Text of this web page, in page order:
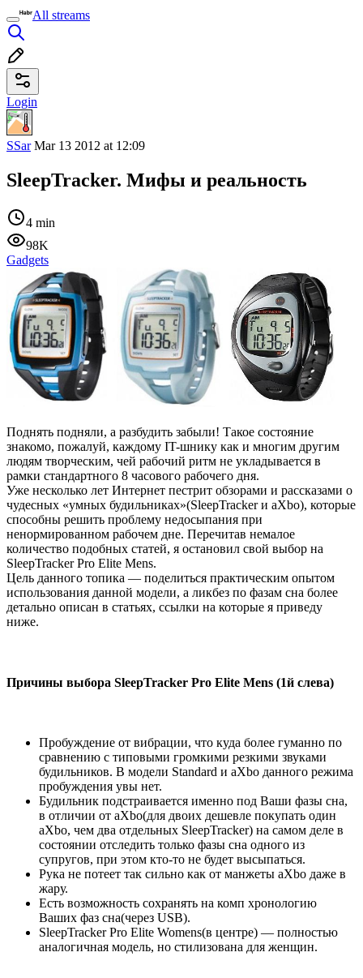
All streams
Login
SSarMar 13 2012 at 12:09
SleepTracker. Мифы и реальность
4 min
98K
Gadgets
Поднять подняли, а разбудить забыли! Такое состояние
знакомо, пожалуй, каждому IT-шнику как и многим другим
людям творческим, чей рабочий ритм не укладывается в
рамки стандартного 8 часового рабочего дня.
Уже несколько лет Интернет пестрит обзорами и рассказами о
чудесных «умных будильниках»(SleepTracker и aXbo), которые
способны решить проблему недосыпания при
ненормированном рабочем дне. Перечитав немалое
количество подобных статей, я остановил свой выбор на
SleepTracker Pro Elite Mens.
Цель данного топика — поделиться практическим опытом
использования данной модели, а ликбез по фазам сна более
детально описан в статьях, ссылки на которые я приведу
ниже.
Причины выбора SleepTracker Pro Elite Mens (1й слева)
Пробуждение от вибрации, что куда более гуманно по
сравнению с типовыми громкими резкими звуками
будильников. В модели Standard и aXbo данного режима
пробуждения увы нет.
Будильник подстраивается именно под Ваши фазы сна,
в отличии от aXbo(для двоих дешевле покупать один
aXbo, чем два отдельных SleepTracker) на самом деле в
состоянии отследить только фазы сна одного из
супругов, при этом кто-то не будет высыпаться.
Рука не потеет так сильно как от манжеты aXbo даже в
жару.
Есть возможность сохранять на комп хронологию
Ваших фаз сна(через USB).
SleepTracker Pro Elite Womens(в центре) — полностью
аналогичная модель, но стилизована для женщин.